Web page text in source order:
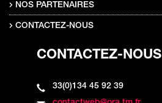
NOS PARTENAIRES
CONTACTEZ-NOUS
CONTACTEZ-NOUS
33(0)134 45 92 39